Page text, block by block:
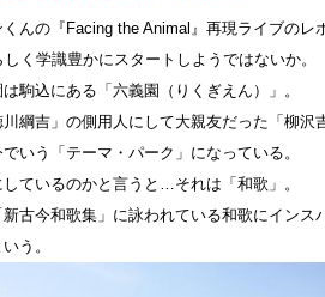
んの『Facing the Animal』再現ライブのレ
く学識豊かにスタートしようではないか。
駒込にある「六義園（りくぎえん）」。
綱吉」の側用人にして大親友だった「柳沢
いう「テーマ・パーク」になっている。
ているのかと言うと…それは「和歌」。
新古今和歌集」に詠われている和歌にインス
う。